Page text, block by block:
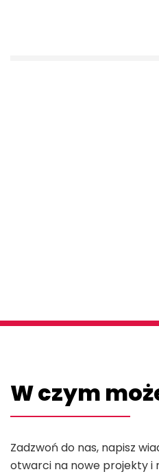
W czym
Zadzwoń do nas, napisz
otwarci na nowe projekty i